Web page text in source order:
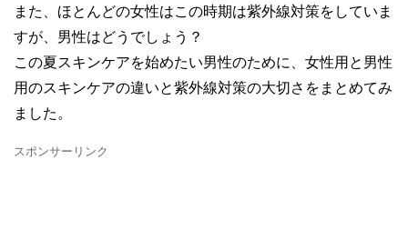
また、ほとんどの女性はこの時期は紫外線対策をしていま
すが、男性はどうでしょう？
この夏スキンケアを始めたい男性のために、女性用と男性
用のスキンケアの違いと紫外線対策の大切さをまとめてみ
ました。
スポンサーリンク